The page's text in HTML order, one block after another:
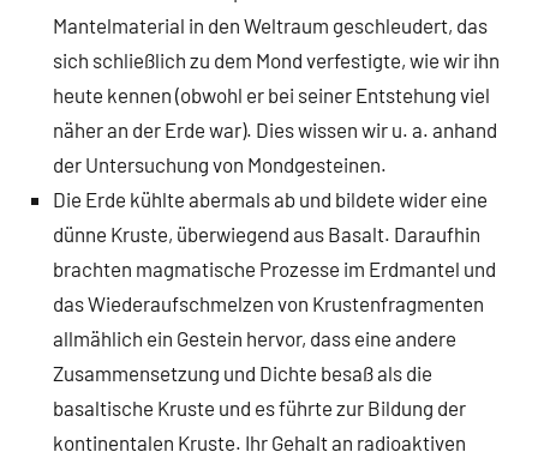
Mantelmaterial in den Weltraum geschleudert, das
sich schließlich zu dem Mond verfestigte, wie wir ihn
heute kennen (obwohl er bei seiner Entstehung viel
näher an der Erde war). Dies wissen wir u. a. anhand
der Untersuchung von Mondgesteinen.
Die Erde kühlte abermals ab und bildete wider eine
dünne Kruste, überwiegend aus Basalt. Daraufhin
brachten magmatische Prozesse im Erdmantel und
das Wiederaufschmelzen von Krustenfragmenten
allmählich ein Gestein hervor, dass eine andere
Zusammensetzung und Dichte besaß als die
basaltische Kruste und es führte zur Bildung der
kontinentalen Kruste. Ihr Gehalt an radioaktiven